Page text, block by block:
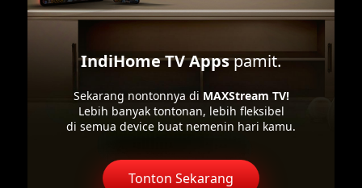
IndiHome TV Appspamit.
Sekarang nontonnya di MAXStream TV!
Lebih banyak tontonan, lebih fleksibel
di semua device buat nemenin hari kamu.
Tonton Sekarang